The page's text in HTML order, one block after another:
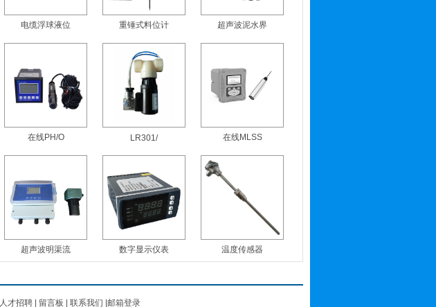
电缆浮球液位 重锤式料位计 超声波泥水界
在线PH/O LR301/ 在线MLSS
超声波明渠流 数字显示仪表 温度传感器
人才招聘| 留言板 联系我们 邮箱登录